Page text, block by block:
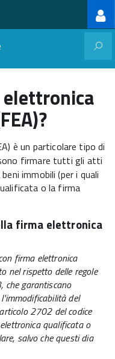
è un particolare tipo di
firmare tutti gli atti
immobili (per i quali
o la firma
firma elettronica
firma elettronica
nel rispetto delle regole
che garantiscano
del
2702 del codice
qualificata o
salvo che questi dia